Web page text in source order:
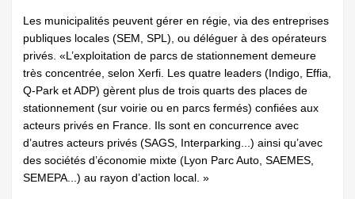
Les municipalités peuvent gérer en régie, via des entreprises
publiques locales (SEM, SPL), ou déléguer à des opérateurs
privés. «L’exploitation de parcs de stationnement demeure
très concentrée, selon Xerfi. Les quatre leaders (Indigo, Effia,
Q-Park et ADP) gèrent plus de trois quarts des places de
stationnement (sur voirie ou en parcs fermés) confiées aux
acteurs privés en France. Ils sont en concurrence avec
d’autres acteurs privés (SAGS, Interparking...) ainsi qu’avec
des sociétés d’économie mixte (Lyon Parc Auto, SAEMES,
SEMEPA...) au rayon d’action local. »